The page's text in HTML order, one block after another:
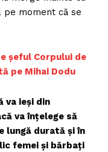
pe moment că se
șeful Corpului de
pe Mihai Dodu
va ieși din
va înțelege să
lungă durată și în
femei și bărbați